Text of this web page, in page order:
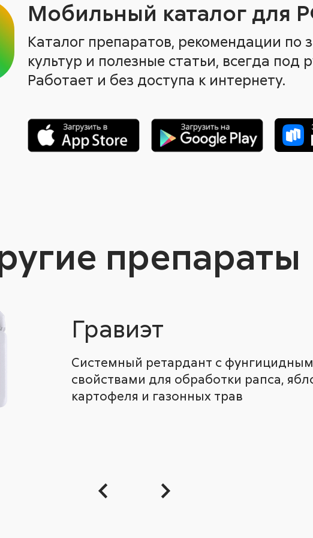
Мобильный каталог для
Каталог препаратов, рекомендации по
культур и полезные статьи, всегда под
Работает и без доступа к интернету.
препараты
Гравиэт
Системный ретардант с
свойствами для обработки рапса,
картофеля и газонных трав